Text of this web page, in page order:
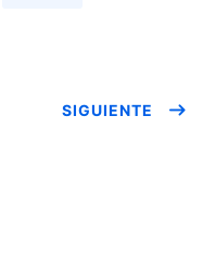
SIGUIENTE